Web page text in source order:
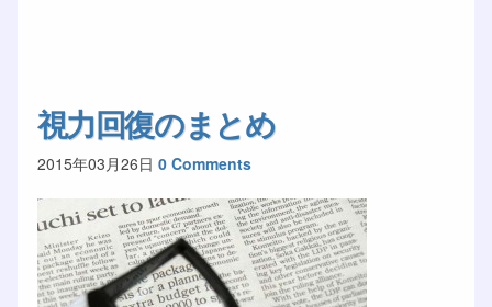
視力回復のまとめ
2015年03月26日 0 Comments